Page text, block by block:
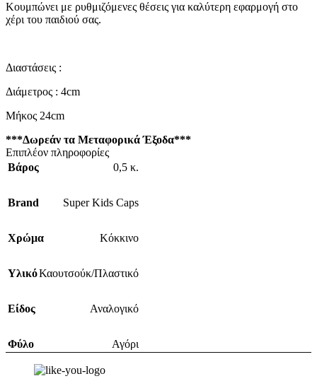
Κουμπώνει με ρυθμιζόμενες θέσεις για καλύτερη εφαρμογή στο
χέρι του παιδιού σας.
Διαστάσεις :
Διάμετρος : 4cm
Μήκος 24cm
***Δωρεάν τα Μεταφορικά Έξοδα***
Επιπλέον πληροφορίες
Βάρος
0,5 κ.
Brand Super Kids Caps
Χρώμα Κόκκινο
ΥλικόΚαουτσούκ/Πλαστικό
Είδος Αναλογικό
Φύλο Αγόρι